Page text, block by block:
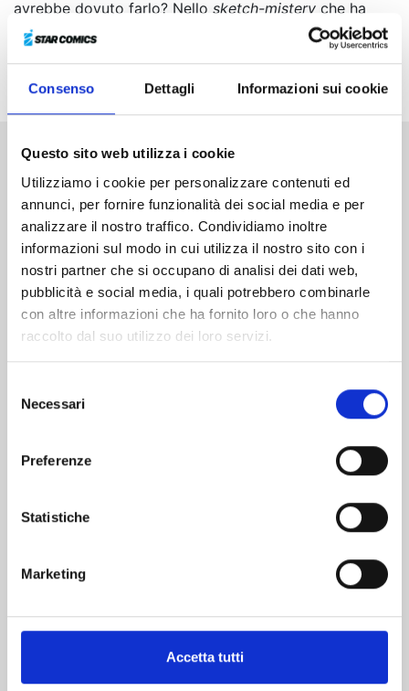
Consenso Dettagli Informazioni sui cookie
Questo sito web utilizza i cookie
Utilizziamo i cookie per personalizzare contenuti ed
annunci, per fornire funzionalità dei social media e per
analizzare il nostro traffico. Condividiamo inoltre
informazioni sul modo in cui utilizza il nostro sito con i
nostri partner che si occupano di analisi dei dati web,
pubblicità e social media, i quali potrebbero combinarle
con altre informazioni che ha fornito loro o che hanno
raccolto dal suo utilizzo dei loro servizi.
delNecessari
Preferenze
Statistiche
Marketing
Accetta tutti
avrebbe dovuto farlo? Nello sketch-mistery che ha
dato i brividi al Giappone, nove disegni realizzati in
tempi e luoghi diversi celano un’unica, sconvolgente
Altri volumi della serie